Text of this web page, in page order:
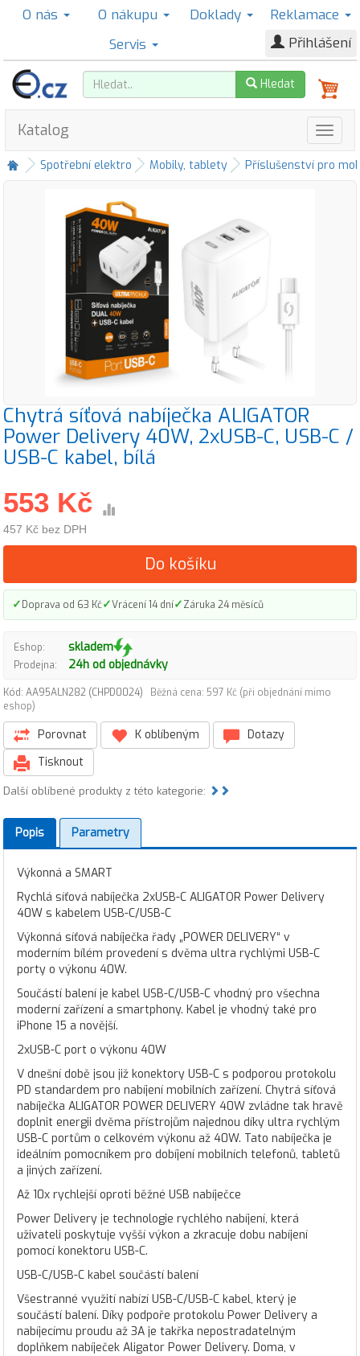
O nás O nákupu Doklady
Reklamace
Servis
Přihlášení
Hledat
Katalog
Spotřební elektro Mobily, tablety Příslušenství pro
Chytrá síťová nabíječka ALIGATOR
Power Delivery 40W, 2xUSB-C, USB-C /
USB-C kabel, bílá
553 Kč
457 Kč bez DPH
Do košíku
✓Doprava od 63 Kč✓Vrácení 14 dní✓Záruka 24 měsíců
Eshop: skladem
Prodejna: 24h od objednávky
Kód: AA95ALN282 (CHPD0024)
Běžná cena: 597 Kč (při objednání mimo
eshop)
Porovnat K oblíbeným
Dotazy
Tisknout
Další oblíbené produkty z této kategorie:
Popis Parametry
Výkonná a SMART
Rychlá síťová nabíječka 2xUSB-C ALIGATOR Power Delivery
40W s kabelem USB-C/USB-C
Výkonná síťová nabíječka řady „POWER DELIVERY“ v
moderním bílém provedení s dvěma ultra rychlými USB-C
porty o výkonu 40W.
Součástí balení je kabel USB-C/USB-C vhodný pro všechna
moderní zařízení a smartphony. Kabel je vhodný také pro
iPhone 15 a novější.
2xUSB-C port o výkonu 40W
V dnešní době jsou již konektory USB-C s podporou protokolu
PD standardem pro nabíjení mobilních zařízení. Chytrá síťová
nabíječka ALIGATOR POWER DELIVERY 40W zvládne tak hravě
doplnit energii dvěma přístrojům najednou díky ultra rychlým
USB-C portům o celkovém výkonu až 40W. Tato nabíječka je
ideálním pomocníkem pro dobíjení mobilních telefonů, tabletů
a jiných zařízení.
Až 10x rychlejší oproti běžné USB nabíječce
Power Delivery je technologie rychlého nabíjení, která
uživateli poskytuje vyšší výkon a zkracuje dobu nabíjení
pomocí konektoru USB-C.
USB-C/USB-C kabel součástí balení
Všestranné využití nabízí USB-C/USB-C kabel, který je
součástí balení. Díky podpoře protokolu Power Delivery a
nabíjecímu proudu až 3A je takřka nepostradatelným
doplňkem nabíječek Aligator Power Delivery. Doma, v